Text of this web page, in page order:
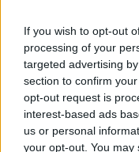
If you wish to opt-out
processing of your
targeted advertising
section to confirm
opt-out request is
interest-based ads
us or personal
your opt-out. You